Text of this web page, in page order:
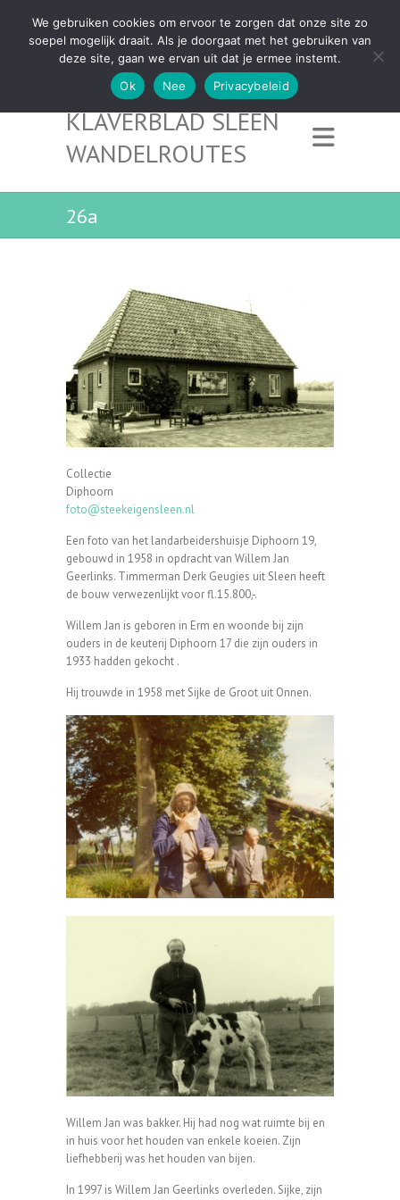
KLAVERBLAD SLEEN
WANDELROUTES
26a
Collectie
Diphoorn
foto@steekeigensleen.nl
Een foto van het landarbeidershuisje Diphoorn 19,
gebouwd in 1958 in opdracht van Willem Jan
Geerlinks. Timmerman Derk Geugies uit Sleen heeft
de bouw verwezenlijkt voor fl.15.800,-.
Willem Jan is geboren in Erm en woonde bij zijn
ouders in de keuterij Diphoorn 17 die zijn ouders in
1933 hadden gekocht .
Hij trouwde in 1958 met Sijke de Groot uit Onnen.
Willem Jan was bakker. Hij had nog wat ruimte bij en
in huis voor het houden van enkele koeien. Zijn
liefhebberij was het houden van bijen.
In 1997 is Willem Jan Geerlinks overleden. Sijke, zijn
We gebruiken cookies om ervoor te zorgen dat onze site zo
soepel mogelijk draait. Als je doorgaat met het gebruiken van
deze site, gaan we ervan uit dat je ermee instemt.
Ok
Nee Privacybeleid